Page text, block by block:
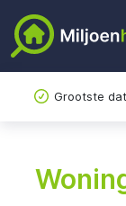
Grootste